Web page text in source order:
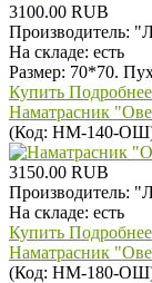
3100.00 RUB
Производитель:
На складе: есть
Размер: 70*70.
Купить Подробнее
Наматрасник
(Код: НМ-140-ОШ
3150.00 RUB
Производитель:
На складе: есть
Купить Подробнее
Наматрасник
(Код: НМ-180-ОШ